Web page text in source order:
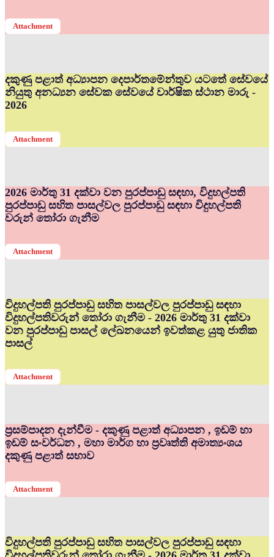
Attachment
දකුණු පළාත් අධ්‍යාපන දෙපාර්තමේන්තුව යටතේ සේවයේ
නියුතු අනධ්‍යන සේවක සේවයේ වාර්ෂික ස්ථාන මාරු -
2026
Attachment
2026 මාර්තු 31 දක්වා වන පුරප්පාඩු සඳහා, විදුහල්පති
පුරප්පාඩු සහිත පාසල්වල පුරප්පාඩු සඳහා විදුහල්පති
වරුන් තෝරා ගැනීම
Attachment
විදුහල්පති පුරප්පාඩු සහිත පාසල්වල පුරප්පාඩු සඳහා
විදුහල්පතිවරුන් තෝරා ගැනීම - 2026 මාර්තු 31 දක්වා
වන පුරප්පාඩු පාසල් ලේඛනයෙන් ඉවත්කළ යුතු ජාතික
පාසල්
Attachment
ප්‍රසම්පාදන දැන්වීම - දකුණු පළාත් අධ්‍යාපන , ඉඩම් හා
ඉඩම් සංවර්ධන , මහා මාර්ග හා ප්‍රවෘත්ති අමාත්‍යංශය
දකුණු පළාත් සභාව
Attachment
විදුහල්පති පුරප්පාඩු සහිත පාසල්වල පුරප්පාඩු සඳහා